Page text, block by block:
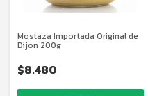
Mostaza Importada Original de
Dijon 200g
$8.480